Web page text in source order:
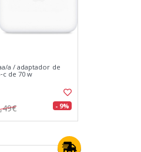
a / adaptador de
de 70 w
- 9%